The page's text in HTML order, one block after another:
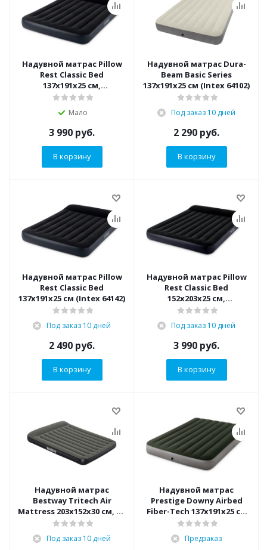
Надувной матрас Pillow
Rest Classic Bed
137х191х25 см,
встроенный насос (Intex
Мало
3 990 руб.
В корзину
Надувной матрас Dura-
Beam Basic Series
137х191х25 см (Intex 64102)
Под заказ 10 дней
2 290 руб.
В корзину
Надувной матрас Pillow
Rest Classic Bed
137х191х25 см (Intex 64142)
Под заказ 10 дней
2 490 руб.
В корзину
Надувной матрас Pillow
Rest Classic Bed
152х203х25 см,
встроенный насос (Intex
Под заказ 10 дней
3 990 руб.
В корзину
Надувной матрас
Bestway Tritech Air
Mattress 203х152х30 см, со
встроенным насосом на
батарейках (Bestway
67930 BW)
Под заказ 10 дней
Надувной матрас
Prestige Downy Airbed
Fiber-Tech 137х191х25 см
(Intex 64108)
Предзаказ